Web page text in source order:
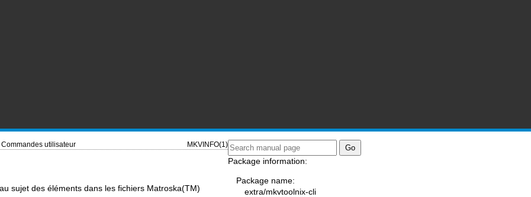
Commandes utilisateur MKVINFO(1)
sujet des éléments dans les fichiers Matroska(TM)
Package information:
Package name:
extra/mkvtoolnix-cli